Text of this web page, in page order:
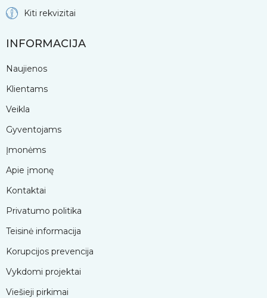
Kiti rekvizitai
INFORMACIJA
Naujienos
Klientams
Veikla
Gyventojams
Įmonėms
Apie įmonę
Kontaktai
Privatumo politika
Teisinė informacija
Korupcijos prevencija
Vykdomi projektai
Viešieji pirkimai